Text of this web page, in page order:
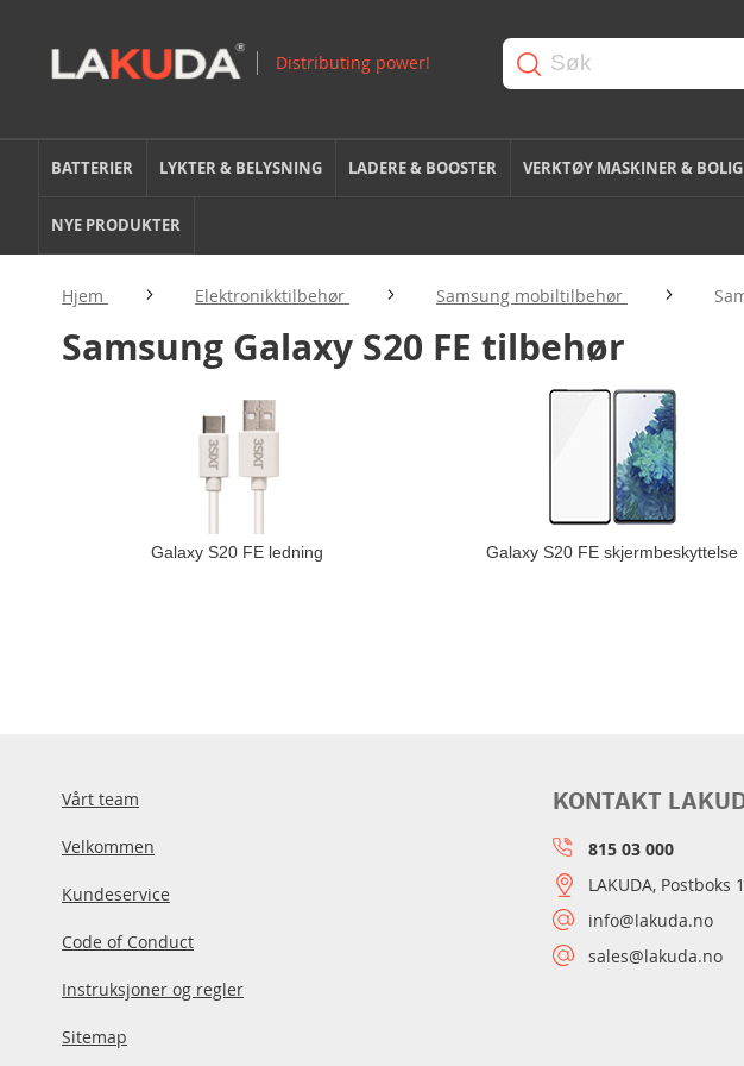
BATTERIER LYKTER & BELYSNING LADERE & BOOSTER VERKTØY MASKINER & BOLIG
NYE PRODUKTER
Hjem Elektronikktilbehør Samsung mobiltilbehør
Samsung Galaxy S20 FE tilbehør
Galaxy S20 FE ledning Galaxy S20 FE skjermbeskyttelse
Vårt team
Velkommen
Kundeservice
Code of Conduct
Instruksjoner og regler
Sitemap
KONTAKT
815 03 000
LAKUDA, Postboks
info@lakuda.no
sales@lakuda.no